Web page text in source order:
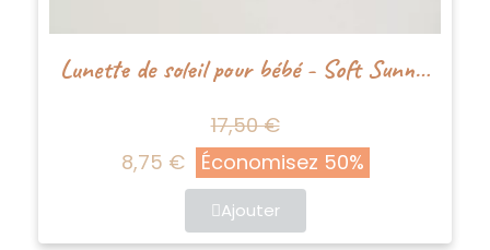
Lunette de soleil pour bébé - Soft Sunnies - Babymocs
17,50 €
8,75 €
Économisez 50%
Ajouter